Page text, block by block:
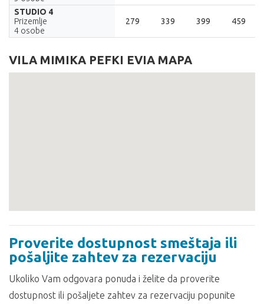
STUDIO 4
Prizemlje
4 osobe
279 339 399 459
VILA MIMIKA PEFKI EVIA MAPA
Proverite dostupnost smeštaja ili
pošaljite zahtev za rezervaciju
Ukoliko Vam odgovara ponuda i želite da proverite
dostupnost ili pošaljete zahtev za rezervaciju popunite